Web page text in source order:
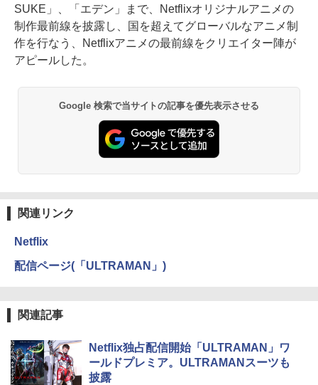
SUKE」、「エデン」まで、Netflixオリジナルアニメの
制作最前線を披露し、国を超えてグローバルなアニメ制
作を行なう、Netflixアニメの最前線をクリエイター陣が
アピールした。
Google 検索で当サイトの記事を優先表示させる
関連リンク
Netflix
配信ページ(「ULTRAMAN」)
関連記事
Netflix独占配信開始「ULTRAMAN」ワ
ールドプレミア。ULTRAMANスーツも
披露